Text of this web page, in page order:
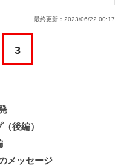
最終更新： 2023/06/22 00:17
3
後編）
メッセージ